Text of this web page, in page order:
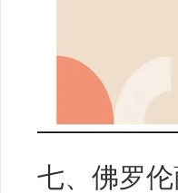
七、佛罗